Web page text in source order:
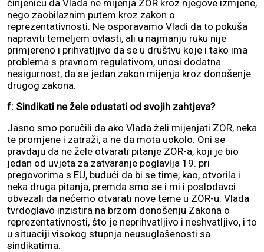
činjenicu da Vlada ne mijenja ZOR kroz njegove izmjene,
nego zaobilaznim putem kroz zakon o
reprezentativnosti. Ne osporavamo Vladi da to pokuša
napraviti temeljem ovlasti, ali u najmanju ruku nije
primjereno i prihvatljivo da se u društvu koje i tako ima
problema s pravnom regulativom, unosi dodatna
nesigurnost, da se jedan zakon mijenja kroz donošenje
drugog zakona.
f: Sindikati ne žele odustati od svojih zahtjeva?
Jasno smo poručili da ako Vlada želi mijenjati ZOR, neka
te promjene i zatraži, a ne da mota uokolo. Oni se
pravdaju da ne žele otvarati pitanje ZOR-a, koji je bio
jedan od uvjeta za zatvaranje poglavlja 19. pri
pregovorima s EU, budući da bi se time, kao, otvorila i
neka druga pitanja, premda smo se i mi i poslodavci
obvezali da nećemo otvarati nove teme u ZOR-u. Vlada
tvrdoglavo inzistira na brzom donošenju Zakona o
reprezentativnosti, što je neprihvatljivo i neshvatljivo, i to
u situaciji visokog stupnja neusuglašenosti sa
sindikatima.